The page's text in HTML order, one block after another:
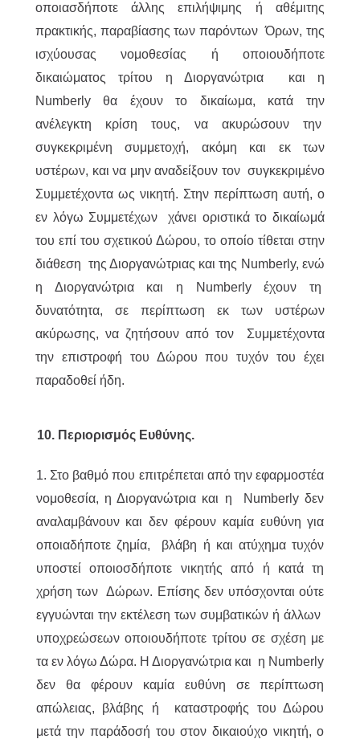
οποιασδήποτε άλλης επιλήψιμης ή αθέμιτης
πρακτικής, παραβίασης των παρόντων Όρων, της
ισχύουσας νομοθεσίας ή οποιουδήποτε
δικαιώματος τρίτου η Διοργανώτρια και η
Numberly θα έχουν το δικαίωμα, κατά την
ανέλεγκτη κρίση τους, να ακυρώσουν την
συγκεκριμένη συμμετοχή, ακόμη και εκ των
υστέρων, και να μην αναδείξουν τον συγκεκριμένο
Συμμετέχοντα ως νικητή. Στην περίπτωση αυτή, ο
εν λόγω Συμμετέχων χάνει οριστικά το δικαίωμά
του επί του σχετικού Δώρου, το οποίο τίθεται στην
διάθεση της Διοργανώτριας και της Numberly, ενώ
η Διοργανώτρια και η Numberly έχουν τη
δυνατότητα, σε περίπτωση εκ των υστέρων
ακύρωσης, να ζητήσουν από τον Συμμετέχοντα
την επιστροφή του Δώρου που τυχόν του έχει
παραδοθεί ήδη.
10. Περιορισμός Ευθύνης.
1. Στο βαθμό που επιτρέπεται από την εφαρμοστέα
νομοθεσία, η Διοργανώτρια και η Numberly δεν
αναλαμβάνουν και δεν φέρουν καμία ευθύνη για
οποιαδήποτε ζημία, βλάβη ή και ατύχημα τυχόν
υποστεί οποιοσδήποτε νικητής από ή κατά τη
χρήση των Δώρων. Επίσης δεν υπόσχονται ούτε
εγγυώνται την εκτέλεση των συμβατικών ή άλλων
υποχρεώσεων οποιουδήποτε τρίτου σε σχέση με
τα εν λόγω Δώρα. Η Διοργανώτρια και η Numberly
δεν θα φέρουν καμία ευθύνη σε περίπτωση
απώλειας, βλάβης ή καταστροφής του Δώρου
μετά την παράδοσή του στον δικαιούχο νικητή, ο